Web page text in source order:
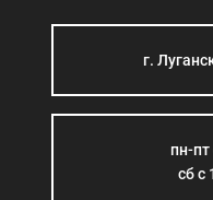
г.
пн-
сб с